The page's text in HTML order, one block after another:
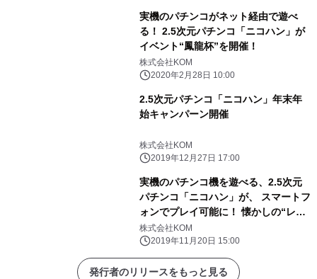
実機のパチンコがネット経由で遊べ
る！ 2.5次元パチンコ「ニコハン」が
イベント“鳳龍杯”を開催！
株式会社KOM
2020年2月28日 10:00
2.5次元パチンコ「ニコハン」年末年
始キャンパーン開催
株式会社KOM
2019年12月27日 17:00
実機のパチンコ機を遊べる、2.5次元
パチンコ「ニコハン」が、 スマートフ
ォンでプレイ可能に！ 懐かしの“レト
ロぱちんこ”もラインナップ！！
株式会社KOM
2019年11月20日 15:00
発行者のリリースをもっと見る